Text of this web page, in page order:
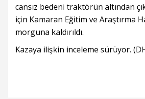
cansız bedeni traktörün altından
için Kamaran Eğitim ve Araştırma
morguna kaldırıldı.
Kazaya ilişkin inceleme sürüyor.